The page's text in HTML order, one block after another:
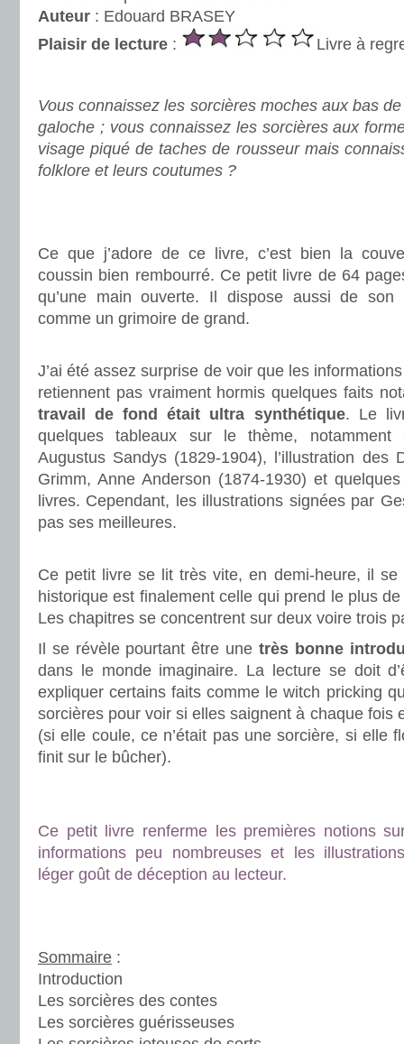
Auteur : Edouard BRASEY
Plaisir de lecture :
Livre à
Vous connaissez les sorcières moches aux bas
galoche ; vous connaissez les sorcières aux
visage piqué de taches de rousseur mais
folklore et leurs coutumes ?
Ce que j’adore de ce livre, c’est bien la
coussin bien rembourré. Ce petit livre de 64
qu’une main ouverte. Il dispose aussi de
comme un grimoire de grand.
J’ai été assez surprise de voir que les
retiennent pas vraiment hormis quelques faits
travail de fond était ultra synthétique. Le
quelques tableaux sur le thème, notamment
Augustus Sandys (1829-1904), l’illustration des
Grimm, Anne Anderson (1874-1930) et
livres. Cependant, les illustrations signées par
pas ses meilleures.
Ce petit livre se lit très vite, en demi-heure, il se
historique est finalement celle qui prend le plus
Les chapitres se concentrent sur deux voire trois
Il se révèle pourtant être une très bonne
dans le monde imaginaire. La lecture se doit
expliquer certains faits comme le witch pricking
sorcières pour voir si elles saignent à chaque fois
(si elle coule, ce n’était pas une sorcière, si elle
finit sur le bûcher).
Ce petit livre renferme les premières notions
informations peu nombreuses et les
léger goût de déception au lecteur.
Sommaire :
Introduction
Les sorcières des contes
Les sorcières guérisseuses